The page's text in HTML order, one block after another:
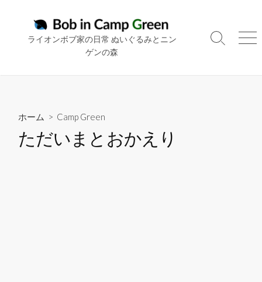
ライオンボブ家の日常 ぬいぐるみとニン
ゲンの森
検
メ
ホーム > Camp Green
ただいまとおかえり